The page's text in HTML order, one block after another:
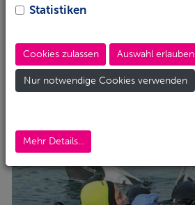
Statistiken
Cookies zulassen Auswahl erlauben
Nur notwendige Cookies verwenden
Mehr Details...